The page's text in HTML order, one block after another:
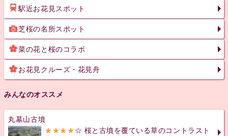
駅近お花見スポット
芝桜の名所スポット
菜の花と桜のコラボ
お花見クルーズ・花見舟
みんなのオススメ
丸墓山古墳
★★★★☆ 桜と古墳を覆ている草のコントラスト